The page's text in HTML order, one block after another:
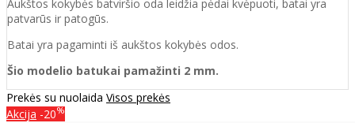
Aukštos kokybės batviršio oda leidžia pėdai kvėpuoti, batai yra
patvarūs ir patogūs.
Batai yra pagaminti iš aukštos kokybės odos.
Šio modelio batukai pamažinti 2 mm.
Prekės su nuolaida Visos prekės
Akcija -20%